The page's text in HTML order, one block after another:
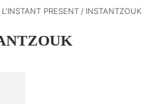
PRESENT / INSTANTZOUK